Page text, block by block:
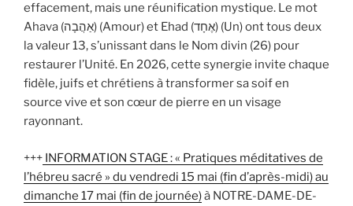
effacement, mais une réunification mystique. Le mot
Ahava (אַהֲבָה) (Amour) et Ehad (אֶחָד) (Un) ont tous deux
la valeur 13, s’unissant dans le Nom divin (26) pour
restaurer l’Unité. En 2026, cette synergie invite chaque
fidèle, juifs et chrétiens à transformer sa soif en
source vive et son cœur de pierre en un visage
rayonnant.
+++ INFORMATION STAGE : « Pratiques méditatives de
l’hébreu sacré » du vendredi 15 mai (fin d’après-midi) au
dimanche 17 mai (fin de journée)à NOTRE-DAME-DE-